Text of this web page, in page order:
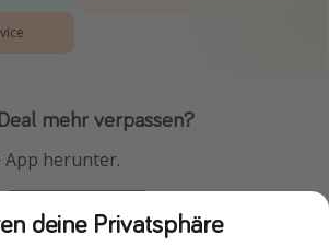
mehr verpassen?
App herunter.
deine Privatsphäre